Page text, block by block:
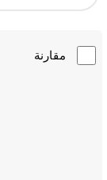
مقارنة